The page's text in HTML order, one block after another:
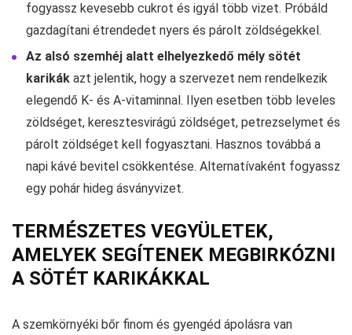
fogyassz kevesebb cukrot és igyál több vizet. Próbáld
gazdagítani étrendedet nyers és párolt zöldségekkel.
Az alsó szemhéj alatt elhelyezkedő mély sötét
karikák azt jelentik, hogy a szervezet nem rendelkezik
elegendő K- és A-vitaminnal. Ilyen esetben több leveles
zöldséget, keresztesvirágú zöldséget, petrezselymet és
párolt zöldséget kell fogyasztani. Hasznos továbbá a
napi kávé bevitel csökkentése. Alternatívaként fogyassz
egy pohár hideg ásványvizet.
TERMÉSZETES VEGYÜLETEK,
AMELYEK SEGÍTENEK MEGBIRKÓZNI
A SÖTÉT KARIKÁKKAL
A szemkörnyéki bőr finom és gyengéd ápolásra van